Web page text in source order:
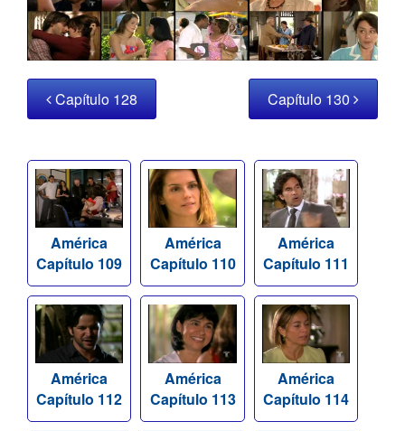
Capítulo 128 Capítulo 130
América
Capítulo 109
América
Capítulo 110
América
Capítulo 111
América
Capítulo 112
América
Capítulo 113
América
Capítulo 114